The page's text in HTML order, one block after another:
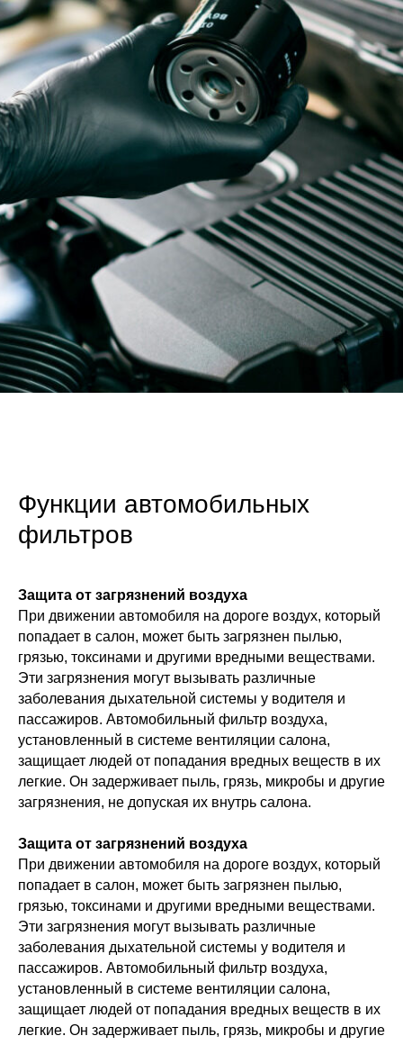
Функции автомобильных
фильтров
Защита от загрязнений воздуха
При движении автомобиля на дороге воздух, который
попадает в салон, может быть загрязнен пылью,
грязью, токсинами и другими вредными веществами.
Эти загрязнения могут вызывать различные
заболевания дыхательной системы у водителя и
пассажиров. Автомобильный фильтр воздуха,
установленный в системе вентиляции салона,
защищает людей от попадания вредных веществ в их
легкие. Он задерживает пыль, грязь, микробы и другие
загрязнения, не допуская их внутрь салона.
Защита от загрязнений воздуха
При движении автомобиля на дороге воздух, который
попадает в салон, может быть загрязнен пылью,
грязью, токсинами и другими вредными веществами.
Эти загрязнения могут вызывать различные
заболевания дыхательной системы у водителя и
пассажиров. Автомобильный фильтр воздуха,
установленный в системе вентиляции салона,
защищает людей от попадания вредных веществ в их
легкие. Он задерживает пыль, грязь, микробы и другие